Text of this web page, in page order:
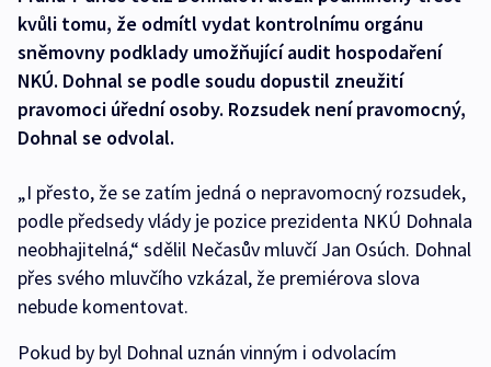
kvůli tomu, že odmítl vydat kontrolnímu orgánu
sněmovny podklady umožňující audit hospodaření
NKÚ. Dohnal se podle soudu dopustil zneužití
pravomoci úřední osoby. Rozsudek není pravomocný,
Dohnal se odvolal.
„I přesto, že se zatím jedná o nepravomocný rozsudek,
podle předsedy vlády je pozice prezidenta NKÚ Dohnala
neobhajitelná,“ sdělil Nečasův mluvčí Jan Osúch. Dohnal
přes svého mluvčího vzkázal, že premiérova slova
nebude komentovat.
Pokud by byl Dohnal uznán vinným i odvolacím